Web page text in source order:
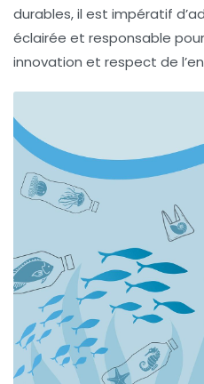
durables, il est impératif
éclairée et responsable
innovation et respect de